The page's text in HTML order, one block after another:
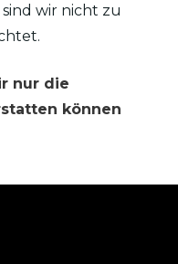
wir nicht zu
nur die
können